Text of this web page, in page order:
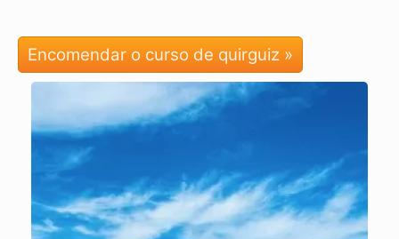
Encomendar o curso de quirguiz »